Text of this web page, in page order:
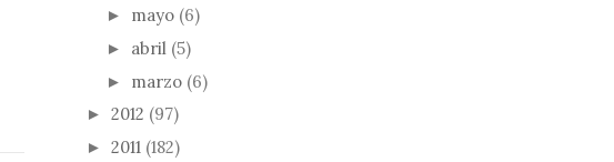
► mayo (6)
► abril (5)
► marzo (6)
► 2012 (97)
► 2011 (182)